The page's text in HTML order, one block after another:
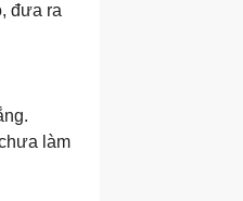
đưa ra
làm